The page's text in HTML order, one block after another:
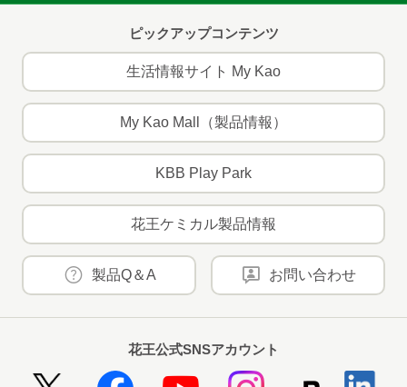
ピックアップコンテンツ
生活情報サイト My Kao
My Kao Mall（製品情報）
KBB Play Park
花王ケミカル製品情報
製品Q＆A お問い合わせ
花王公式SNSアカウント